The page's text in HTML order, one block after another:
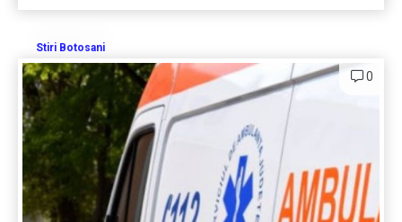
Stiri Botosani
0